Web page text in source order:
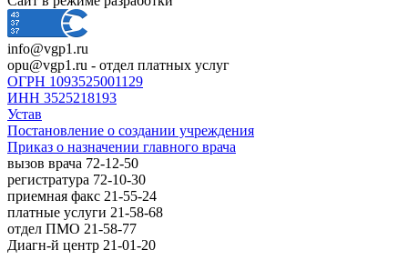
info@vgp1.ru
opu@vgp1.ru - отдел платных услуг
ОГРН 1093525001129
ИНН 3525218193
Устав
Постановление о создании учреждения
Приказ о назначении главного врача
вызов врача 72-12-50
регистратура 72-10-30
приемная факс 21-55-24
платные услуги 21-58-68
отдел ПМО 21-58-77
Диагн-й центр 21-01-20